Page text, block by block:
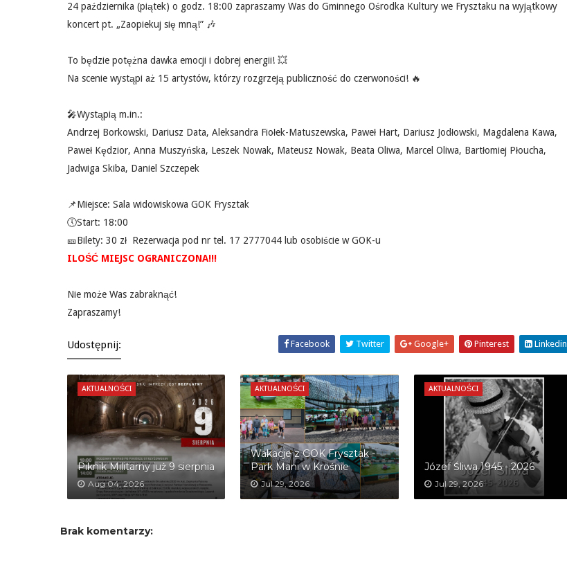
24 października (piątek) o godz. 18:00 zapraszamy Was do Gminnego Ośrodka Kultury we Frysztaku na wyjątkowy
koncert pt. „Zaopiekuj się mną!” 🎶
To będzie potężna dawka emocji i dobrej energii! 💥
Na scenie wystąpi aż 15 artystów, którzy rozgrzeją publiczność do czerwoności! 🔥
🎤Wystąpią m.in.:
Andrzej Borkowski, Dariusz Data, Aleksandra Fiołek-Matuszewska, Paweł Hart, Dariusz Jodłowski, Magdalena Kawa,
Paweł Kędzior, Anna Muszyńska, Leszek Nowak, Mateusz Nowak, Beata Oliwa, Marcel Oliwa, Bartłomiej Płoucha,
Jadwiga Skiba, Daniel Szczepek
📌Miejsce: Sala widowiskowa GOK Frysztak
🕔Start: 18:00
🎫Bilety: 30 zł Rezerwacja pod nr tel. 17 2777044 lub osobiście w GOK-u
ILOŚĆ MIEJSC OGRANICZONA!!!
Nie może Was zabraknąć!
Zapraszamy!
Udostępnij: Facebook Twitter Google+ Pinterest Linkedin
AKTUALNOŚCI
Piknik Militarny już 9 sierpnia
Aug 04, 2026
AKTUALNOŚCI
Wakacje z GOK Frysztak -
Park Mani w Krośnie
Jul 29, 2026
AKTUALNOŚCI
Józef Śliwa 1945 - 2026
Jul 29, 2026
Brak komentarzy: